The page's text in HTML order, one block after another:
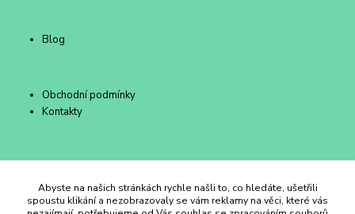
Blog
Obchodní podmínky
Kontakty
Duhový Ateliér Kroměříž
Abyste na našich stránkách rychle našli to, co hledáte, ušetřili
spoustu klikání a nezobrazovaly se vám reklamy na věci, které vás